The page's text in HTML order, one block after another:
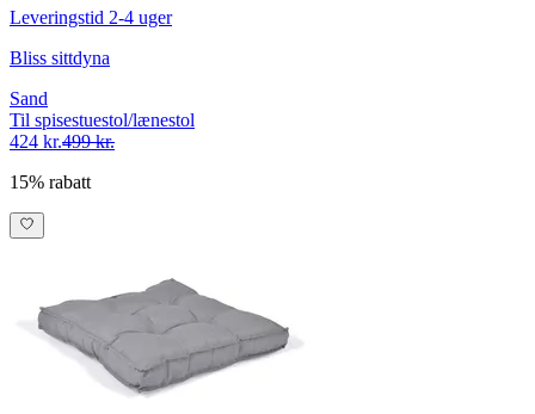
Leveringstid 2-4 uger
Bliss sittdyna
Sand
Til spisestuestol/lænestol
424 kr.499 kr.
15% rabatt